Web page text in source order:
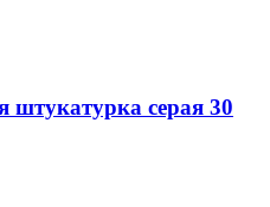
штукатурка серая 30